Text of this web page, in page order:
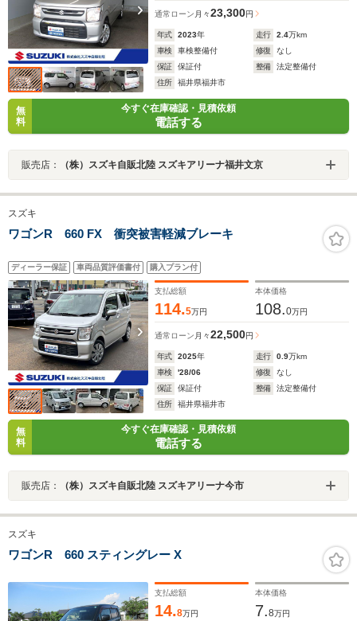
通常ローン 月々23,300円
年式 2023年 走行 2.4万km
車検
車検整備付 修復
なし
保証
保証付 整備
法定整備付
住所
福井県福井市
無
料
今すぐ在庫確認・見積依頼
電話する
販売店： （株）スズキ自販北陸 スズキアリーナ福井文京
スズキ
ワゴンR 660 FX 衝突被害軽減ブレーキ
ディーラー保証 車両品質評価書付 購入プラン付
支払総額
114.5万円
本体価格
108.0万円
通常ローン 月々22,500円
年式 2025年 走行 0.9万km
車検
'28/06 修復
なし
保証
保証付 整備
法定整備付
住所
福井県福井市
無
料
今すぐ在庫確認・見積依頼
電話する
販売店： （株）スズキ自販北陸 スズキアリーナ今市
スズキ
ワゴンR 660 スティングレー X
支払総額
14.8万円
本体価格
7.8万円